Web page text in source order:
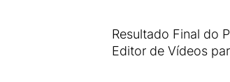
Resultado Final do
Editor de Vídeos